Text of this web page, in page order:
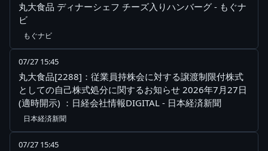
丸大食品 ディナーシェフ チーズ入りハンバーグ - もぐナ
ビ
もぐナビ
07/27 15:45
丸大食品[2288]：従業員持株会に対する譲渡制限付株式
としての自己株式処分に関するお知らせ 2026年7月27日
(適時開示) ：日経会社情報DIGITAL - 日本経済新聞
日本経済新聞
07/27 15:45